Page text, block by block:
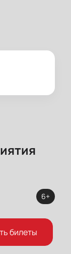
6+
билеты